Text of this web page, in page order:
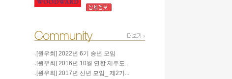
[원우회] 2022년 6기 송년 모임
[원우회] 2016년 10월 연합 제주도...
[원우회] 2017년 신년 모임_ 제2기...